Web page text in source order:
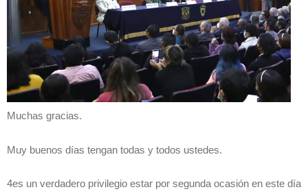
Muchas gracias.
Muy buenos días tengan todas y todos ustedes.
4es un verdadero privilegio estar por segunda ocasión en este día